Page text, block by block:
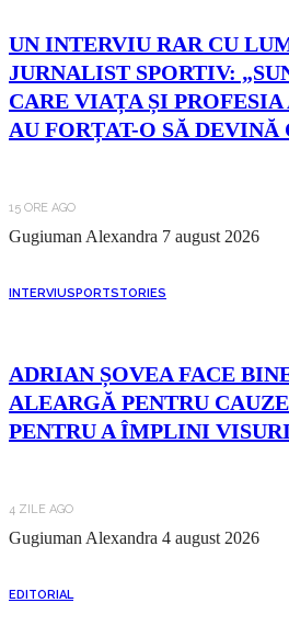
UN INTERVIU RAR CU
JURNALIST SPORTIV:
CARE VIAȚA ȘI
AU FORȚAT-O SĂ DEVINĂ
15 ORE AGO
Gugiuman Alexandra 7 august 2026
INTERVIUSPORTSTORIES
ADRIAN ȘOVEA FACE
ALEARGĂ PENTRU
PENTRU A ÎMPLINI
4 ZILE AGO
Gugiuman Alexandra 4 august 2026
EDITORIAL